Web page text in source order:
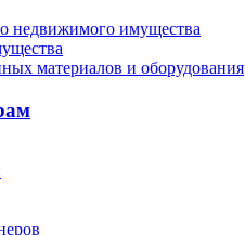
недвижимого имущества
материалов и оборудования